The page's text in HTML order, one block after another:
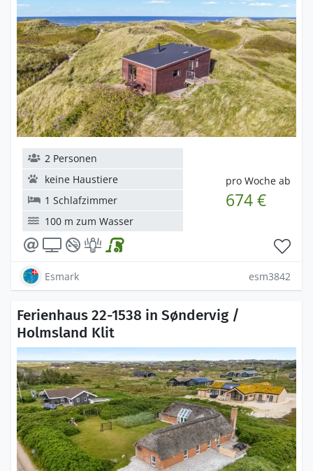
pro Woche ab
674 €
2 Personen
keine Haustiere
1 Schlafzimmer
100 m zum Wasser
Esmark esm3842
Ferienhaus 22-1538 in Søndervig /
Holmsland Klit